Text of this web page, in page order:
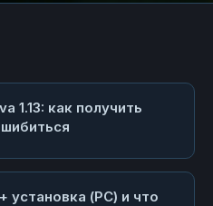
1.13: как получить
установка (PC) и что